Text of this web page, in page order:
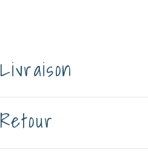
Livraison
Retour